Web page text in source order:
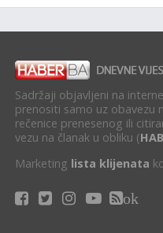
Sadržaji objavljeni na
prenositi samo uz obavezu
rečenice prenesenog ili
vezu na članak u obliku (
Marketing lista klijenata
ok